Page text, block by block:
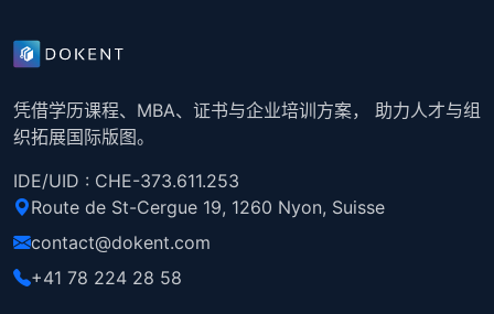
凭借学历课程、MBA、证书与企业培训方案， 助力人才与组
织拓展国际版图。
IDE/UID : CHE-373.611.253
Route de St-Cergue 19, 1260 Nyon, Suisse
contact@dokent.com
+41 78 224 28 58